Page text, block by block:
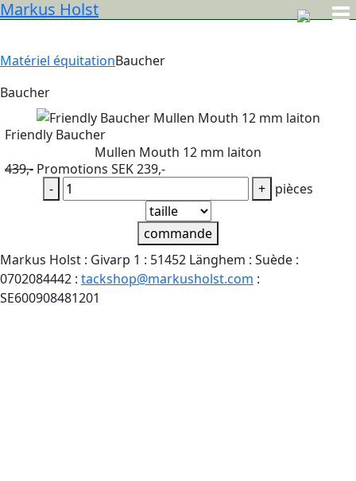
Markus Holst
Matériel équitationBaucher
Baucher
Friendly Baucher
Mullen Mouth 12 mm laiton
439,- Promotions SEK 239,-
-
+ pièces
commande
Markus Holst : Givarp 1 : 51452 Länghem : Suède :
0702084442 : tackshop@markusholst.com :
SE600908481201